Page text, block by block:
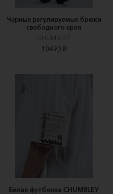
Черные регулируемые брюки
свободного кроя
CHUMBLEY
10490 ₽
Белая футболка CHUMBLEY